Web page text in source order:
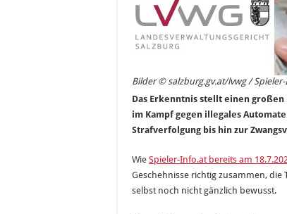
Bilder © salzburg.gv.at/lvwg /
Das Erkenntnis stellt einen
im Kampf gegen illegales
Strafverfolgung bis hin zur
Wie Spieler-Info.at bereits am
Geschehnisse richtig zusammen, die
selbst noch nicht gänzlich bewusst.